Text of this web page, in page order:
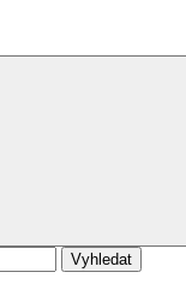
Vyhledat